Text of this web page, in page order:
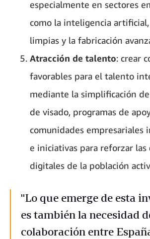
especialmente en sectores
como la inteligencia
limpias y la fabricación
Atracción de talento: crear
favorables para el talento
mediante la simplificación
de visado, programas de
comunidades empresariales
e iniciativas para reforzar las
digitales de la población
"Lo que emerge de esta
es también la necesidad
colaboración entre